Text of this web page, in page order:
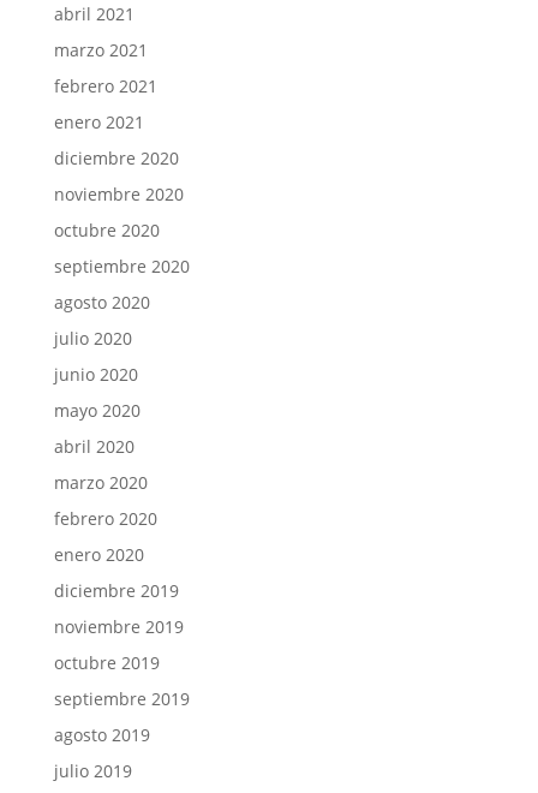
abril 2021
marzo 2021
febrero 2021
enero 2021
diciembre 2020
noviembre 2020
octubre 2020
septiembre 2020
agosto 2020
julio 2020
junio 2020
mayo 2020
abril 2020
marzo 2020
febrero 2020
enero 2020
diciembre 2019
noviembre 2019
octubre 2019
septiembre 2019
agosto 2019
julio 2019